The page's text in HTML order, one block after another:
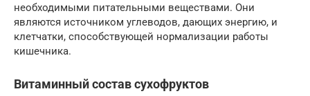
необходимыми питательными веществами. Они
являются источником углеводов, дающих энергию, и
клетчатки, способствующей нормализации работы
кишечника.
Витаминный состав сухофруктов